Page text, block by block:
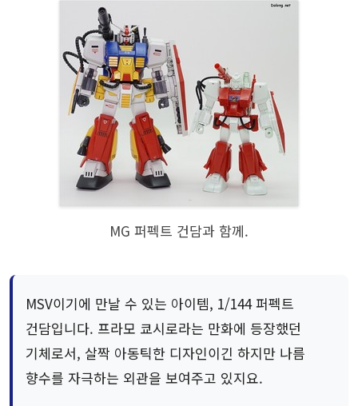
MG 퍼펙트 건담과 함께.
MSV이기에 만날 수 있는 아이템, 1/144 퍼펙트
건담입니다. 프라모 쿄시로라는 만화에 등장했던
기체로서, 살짝 아동틱한 디자인이긴 하지만 나름
향수를 자극하는 외관을 보여주고 있지요.